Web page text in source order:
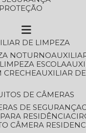
DE LIMPEZA
NOTURNO
ESCOLA
CRECHE
AUXILIAR
DE CÂMERAS
DE SEGURANÇA
RESIDÊNCIA
CÂMERA